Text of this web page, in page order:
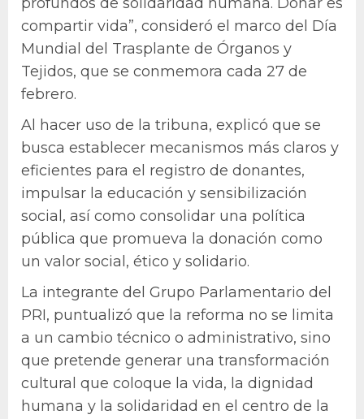
compartir vida”, consideró el marco del Día
Mundial del Trasplante de Órganos y
Tejidos, que se conmemora cada 27 de
febrero.
Al hacer uso de la tribuna, explicó que se
busca establecer mecanismos más claros y
eficientes para el registro de donantes,
impulsar la educación y sensibilización
social, así como consolidar una política
pública que promueva la donación como
un valor social, ético y solidario.
La integrante del Grupo Parlamentario del
PRI, puntualizó que la reforma no se limita
a un cambio técnico o administrativo, sino
que pretende generar una transformación
cultural que coloque la vida, la dignidad
humana y la solidaridad en el centro de la